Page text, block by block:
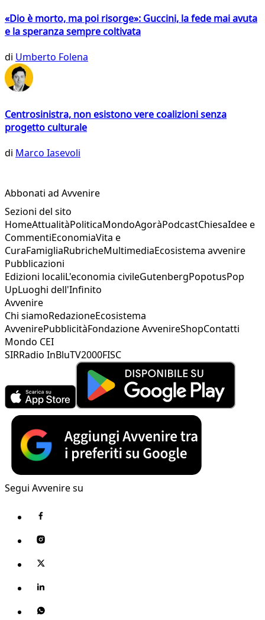
«Dio è morto, ma poi risorge»: Guccini, la fede mai avuta
e la speranza sempre coltivata
di Umberto Folena
Centrosinistra, non esistono vere coalizioni senza
progetto culturale
di Marco Iasevoli
Abbonati ad Avvenire
Sezioni del sito
HomeAttualitàPoliticaMondoAgoràPodcastChiesaIdee e
CommentiEconomiaVita e
CuraFamigliaRubricheMultimediaEcosistema avvenire
Pubblicazioni
Edizioni localiL'economia civileGutenbergPopotusPop
UpLuoghi dell'Infinito
Avvenire
Chi siamoRedazioneEcosistema
AvvenirePubblicitàFondazione AvvenireShopContatti
Mondo CEI
SIRRadio InBluTV2000FISC
Segui Avvenire su